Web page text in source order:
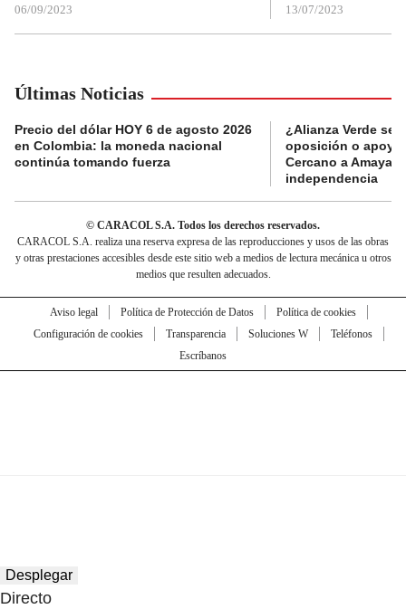
06/09/2023 13/07/2023
Últimas Noticias
Precio del dólar HOY 6 de agosto 2026
en Colombia: la moneda nacional
continúa tomando fuerza
¿Alianza Verde se
oposición o apoya
Cercano a Amaya
independencia
© CARACOL S.A. Todos los derechos reservados.
CARACOL S.A. realiza una reserva expresa de las reproducciones y usos de las obras
y otras prestaciones accesibles desde este sitio web a medios de lectura mecánica u otros
medios que resulten adecuados.
Aviso legal Política de Protección de Datos
Política de cookies
Configuración de cookies
Transparencia Soluciones W
Teléfonos
Escríbanos
Desplegar
Directo